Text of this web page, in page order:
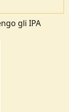
gli IPA